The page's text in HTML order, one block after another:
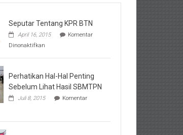
Seputar Tentang KPR BTN
April 16, 2015
Komentar
Dinonaktifkan
Tentang
BTN
Perhatikan Hal-Hal Penting
Sebelum Lihat Hasil SBMTPN
Juli 8, 2015
Komentar